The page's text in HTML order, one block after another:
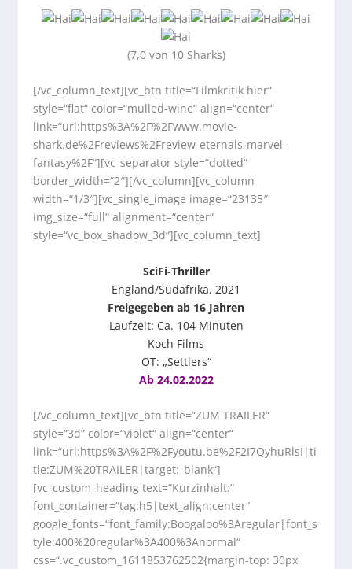
(7,0 von 10 Sharks)
[/vc_column_text][vc_btn title=“Filmkritik hier“
style=“flat“ color=“mulled-wine“ align=“center“
link=“url:https%3A%2F%2Fwww.movie-
shark.de%2Freviews%2Freview-eternals-marvel-
fantasy%2F“][vc_separator style=“dotted“
border_width=“2″][/vc_column][vc_column
width=“1/3″][vc_single_image image=“23135″
img_size=“full“ alignment=“center“
style=“vc_box_shadow_3d“][vc_column_text]
SciFi-Thriller
England/Südafrika, 2021
Freigegeben ab 16 Jahren
Laufzeit: Ca. 104 Minuten
Koch Films
OT: „Settlers“
Ab 24.02.2022
[/vc_column_text][vc_btn title=“ZUM TRAILER“
style=“3d“ color=“violet“ align=“center“
link=“url:https%3A%2F%2Fyoutu.be%2F2I7QyhuRlsI|ti
tle:ZUM%20TRAILER|target:_blank“]
[vc_custom_heading text=“Kurzinhalt:“
font_container=“tag:h5|text_align:center“
google_fonts=“font_family:Boogaloo%3Aregular|font_s
tyle:400%20regular%3A400%3Anormal“
css=“.vc_custom_1611853762502{margin-top: 30px